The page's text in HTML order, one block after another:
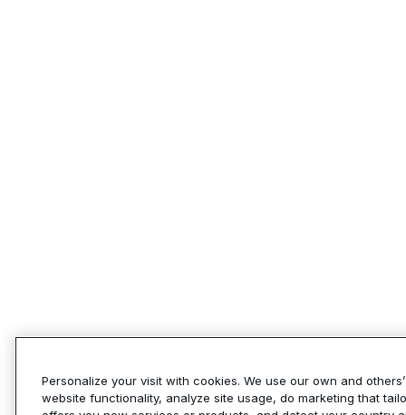
Personalize your visit with cookies. We use our own and
website functionality, analyze site usage, do marketing that